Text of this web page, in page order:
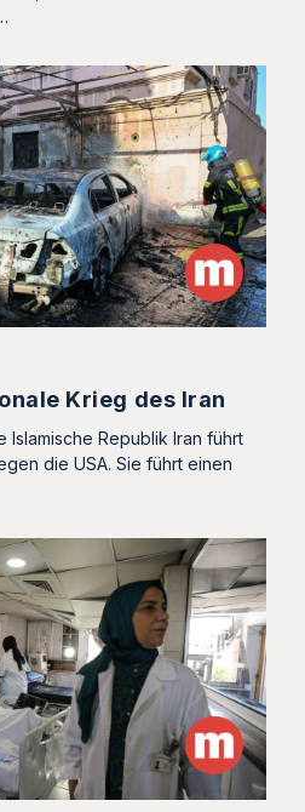
Krieg des Iran
Islamische Republik Iran führt
die USA. Sie führt einen